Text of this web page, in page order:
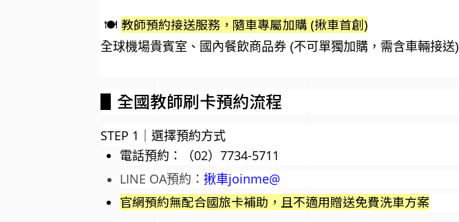
🍽教師預約接送服務，隨車專屬加購 (揪車首創)
全球機場貴賓室、國內餐飲商品券 (不可單獨加購，需含車輛接送)
▋ 全國教師刷卡預約流程
STEP 1｜選擇預約方式
電話預約：（02）7734-5711
LINE OA預約：揪車joinme@
官網預約無配合國旅卡補助，且不適用贈送免費洗車方案